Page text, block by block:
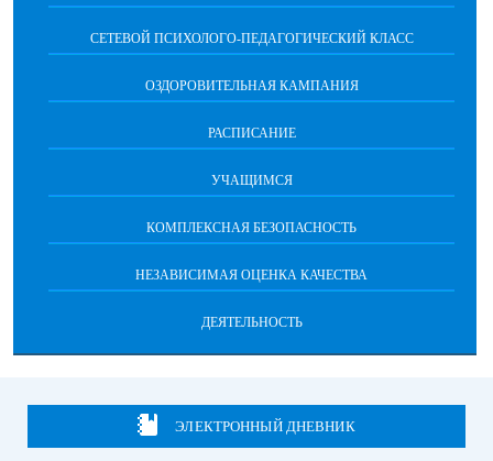
СЕТЕВОЙ ПСИХОЛОГО-ПЕДАГОГИЧЕСКИЙ КЛАСС
ОЗДОРОВИТЕЛЬНАЯ КАМПАНИЯ
РАСПИСАНИЕ
УЧАЩИМСЯ
КОМПЛЕКСНАЯ БЕЗОПАСНОСТЬ
НЕЗАВИСИМАЯ ОЦЕНКА КАЧЕСТВА
ДЕЯТЕЛЬНОСТЬ
ЭЛЕКТРОННЫЙ ДНЕВНИК